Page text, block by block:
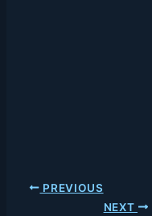
PREVIOUS
NEXT